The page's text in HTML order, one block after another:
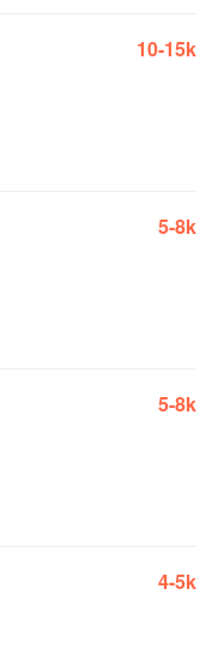
10-15k
5-8k
5-8k
4-5k